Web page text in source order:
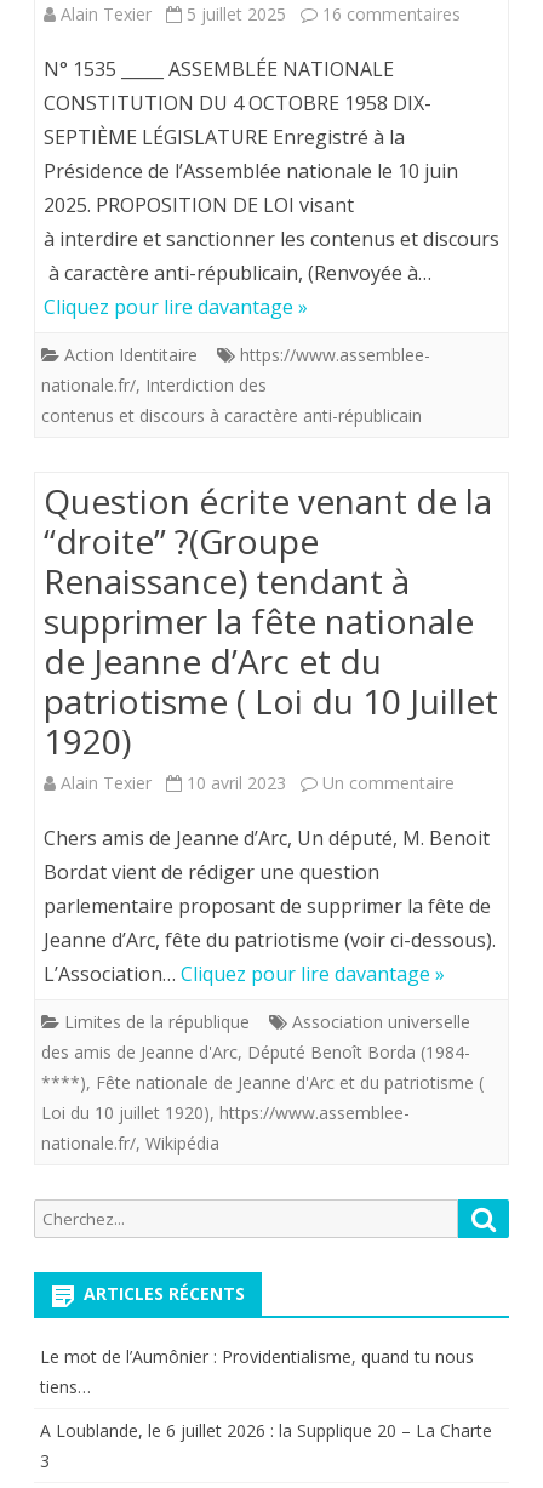
Alain Texier 5 juillet 2025 16 commentaires
N° 1535 _____ ASSEMBLÉE NATIONALE
CONSTITUTION DU 4 OCTOBRE 1958 DIX-
SEPTIÈME LÉGISLATURE Enregistré à la
Présidence de l’Assemblée nationale le 10 juin
2025. PROPOSITION DE LOI visant
à interdire et sanctionner les contenus et discours
à caractère anti-républicain, (Renvoyée à…
Cliquez pour lire davantage »
Action Identitaire
https://www.assemblee-
nationale.fr/, Interdiction des
contenus et discours à caractère anti-républicain
Question écrite venant de la
“droite” ?(Groupe
Renaissance) tendant à
supprimer la fête nationale
de Jeanne d’Arc et du
patriotisme ( Loi du 10 Juillet
1920)
Alain Texier 10 avril 2023 Un commentaire
venant
de
?
tendant
Chers amis de Jeanne d’Arc, Un député, M. Benoit
Bordat vient de rédiger une question
parlementaire proposant de supprimer la fête de
Jeanne d’Arc, fête du patriotisme (voir ci-dessous).
L’Association… Cliquez pour lire davantage »
Limites de la république
Association universelle
des amis de Jeanne d'Arc, Député Benoît Borda (1984-
****), Fête nationale de Jeanne d'Arc et du patriotisme (
Loi du 10 juillet 1920), https://www.assemblee-
nationale.fr/, Wikipédia
Recherche
pour:
ARTICLES RÉCENTS
Le mot de l’Aumônier : Providentialisme, quand tu nous
tiens…
A Loublande, le 6 juillet 2026 : la Supplique 20 – La Charte
3